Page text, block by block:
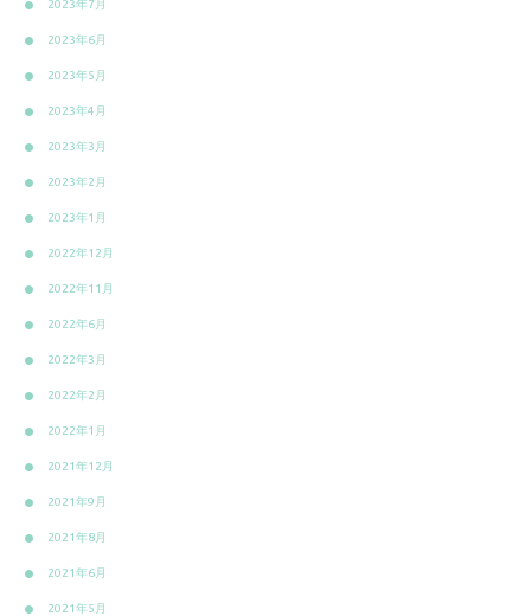
2023年7月
2023年6月
2023年5月
2023年4月
2023年3月
2023年2月
2023年1月
2022年12月
2022年11月
2022年6月
2022年3月
2022年2月
2022年1月
2021年12月
2021年9月
2021年8月
2021年6月
2021年5月